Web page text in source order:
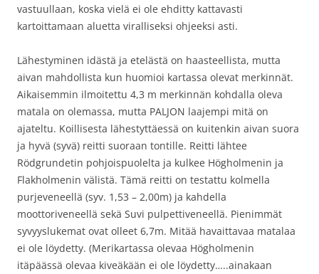
vastuullaan, koska vielä ei ole ehditty kattavasti
kartoittamaan aluetta viralliseksi ohjeeksi asti.
Lähestyminen idästä ja etelästä on haasteellista, mutta
aivan mahdollista kun huomioi kartassa olevat merkinnät.
Aikaisemmin ilmoitettu 4,3 m merkinnän kohdalla oleva
matala on olemassa, mutta PALJON laajempi mitä on
ajateltu. Koillisesta lähestyttäessä on kuitenkin aivan suora
ja hyvä (syvä) reitti suoraan tontille. Reitti lähtee
Rödgrundetin pohjoispuolelta ja kulkee Högholmenin ja
Flakholmenin välistä. Tämä reitti on testattu kolmella
purjeveneellä (syv. 1,53 – 2,00m) ja kahdella
moottoriveneellä sekä Suvi pulpettiveneellä. Pienimmät
syvyyslukemat ovat olleet 6,7m. Mitää havaittavaa matalaa
ei ole löydetty. (Merikartassa olevaa Högholmenin
itäpäässä olevaa kiveäkään ei ole löydetty…..ainakaan